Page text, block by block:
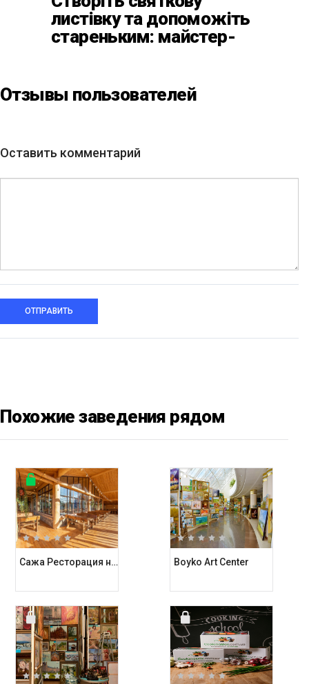
листівку та допоможіть
стареньким: майстер-
Платформа»
Отзывы пользователей
Оставить комментарий
ОТПРАВИТЬ
Похожие заведения рядом
Сажа Ресторация на углях Boyko Art Center